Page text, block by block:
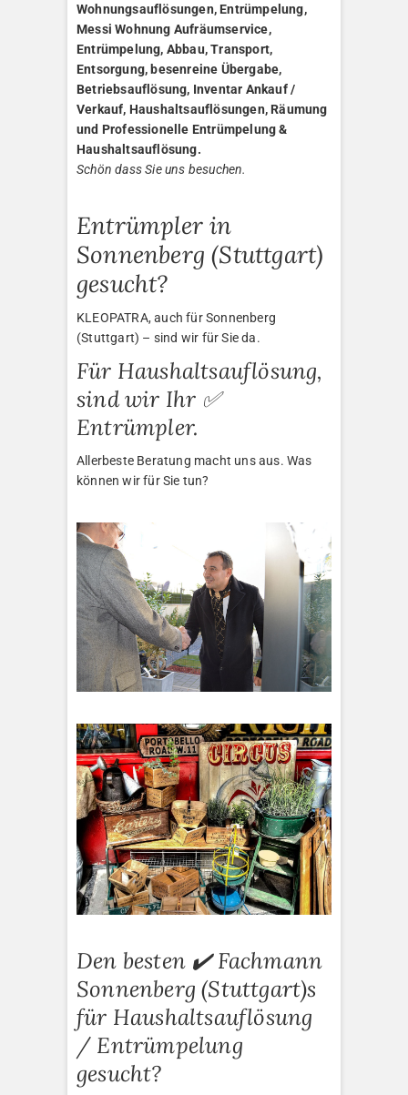
Wohnungsauflösungen, Entrümpelung,
Messi Wohnung Aufräumservice,
Entrümpelung, Abbau, Transport,
Entsorgung, besenreine Übergabe,
Betriebsauflösung, Inventar Ankauf /
Verkauf, Haushaltsauflösungen, Räumung
und Professionelle Entrümpelung &
Haushaltsauflösung.
Schön dass Sie uns besuchen.
Entrümpler in
Sonnenberg (Stuttgart)
gesucht?
KLEOPATRA, auch für Sonnenberg
(Stuttgart) – sind wir für Sie da.
Für Haushaltsauflösung,
sind wir Ihr ✅
Entrümpler.
Allerbeste Beratung macht uns aus. Was
können wir für Sie tun?
Den besten ✔️ Fachmann
Sonnenberg (Stuttgart)s
für Haushaltsauflösung
/ Entrümpelung
gesucht?